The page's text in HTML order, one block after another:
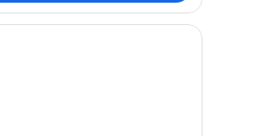
y vista a la ciudad.
Una habitación de hotel con una cama